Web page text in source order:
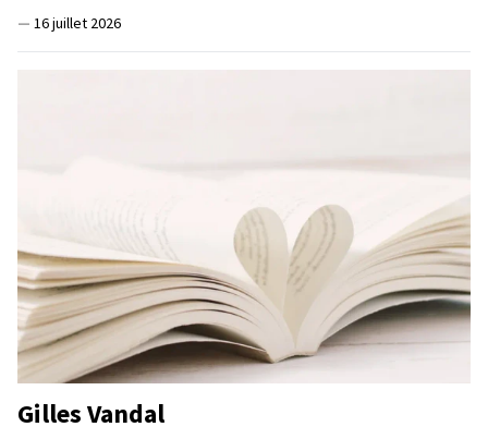
— 16 juillet 2026
Gilles Vandal